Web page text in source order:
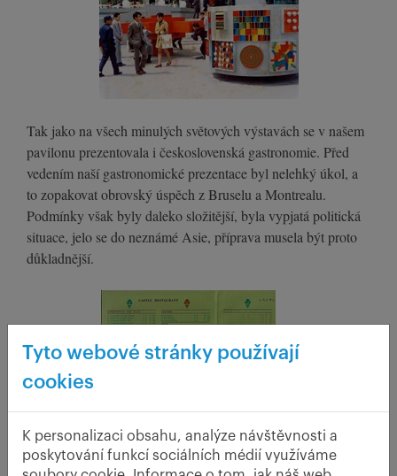
Tak jako na všech minulých světových výstavách se v našem
pavilonu prezentovala i československá gastronomie. Před
vedením naší gastronomické prezentace byl nelehký úkol, a
to zopakovat obrovský úspěch z Bruselu a Montrealu.
Podmínky však byly daleko složitější, byla vypjatá politická
situace, jelo se do neznámé Asie, příprava musela být proto
důkladnější.
Tyto webové stránky používají
cookies
K personalizaci obsahu, analýze návštěvnosti a
poskytování funkcí sociálních médií využíváme